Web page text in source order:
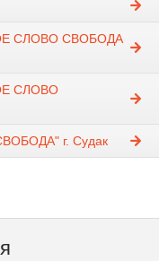
СЛОВО СВОБОДА
СЛОВО
г. Судак